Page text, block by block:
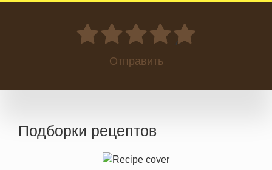
0
Отправить
Подборки рецептов